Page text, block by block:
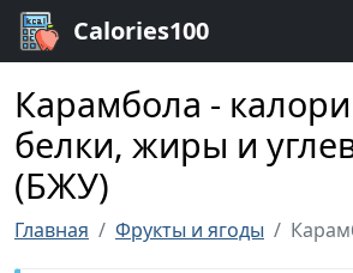
Calories100
Карамбола -
белки, жиры и
(БЖУ)
Главная Фрукты и ягоды